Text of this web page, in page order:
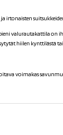
irtonaisten
valurautakattila on
hiilen kynttilästä
voimakas